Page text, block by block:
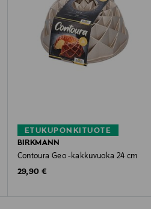
ETUKUPONKITUOTE
BIRKMANN
Contoura Geo -kakkuvuoka 24 cm
Original Price
29,90 €